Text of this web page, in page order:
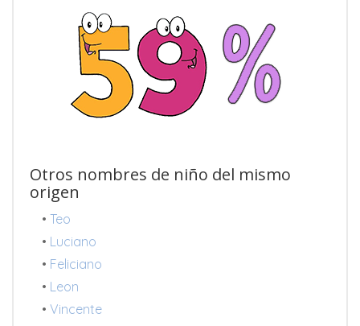
Otros nombres de niño del mismo
origen
• Teo
• Luciano
• Feliciano
• Leon
• Vincente